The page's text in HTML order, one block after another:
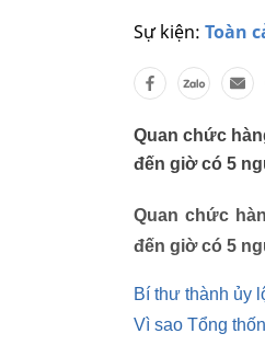
Sự kiện: Toàn
Quan chức
đến giờ có 5
Quan chức
đến giờ có 5
Bí thư thành ủy
Vì sao Tổng